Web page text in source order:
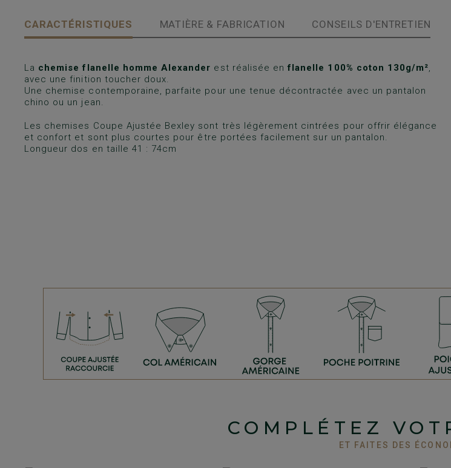
CARACTÉRISTIQUES MATIÈRE & FABRICATION CONSEILS D'ENTRETIEN
La chemise flanelle homme Alexander est réalisée enflanelle 100% coton 130g/m²,
avec une finition toucher doux.
Une chemise contemporaine, parfaite pour une tenue décontractée avec un pantalon
chino ou un jean.
Les chemises Coupe Ajustée Bexley sont très légèrement cintrées pour offrir élégance
et confort et sont plus courtes pour être portées facilement sur un pantalon.
Longueur dos en taille 41 : 74cm
COMPLÉTEZ
ET FAITES DES